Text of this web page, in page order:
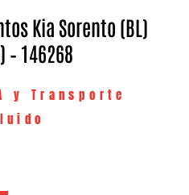
Kia Sorento (BL)
– 146268
y Transporte